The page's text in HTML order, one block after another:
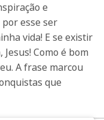
e
por esse ser
vida! E se existir
Como é bom
A frase marcou
que